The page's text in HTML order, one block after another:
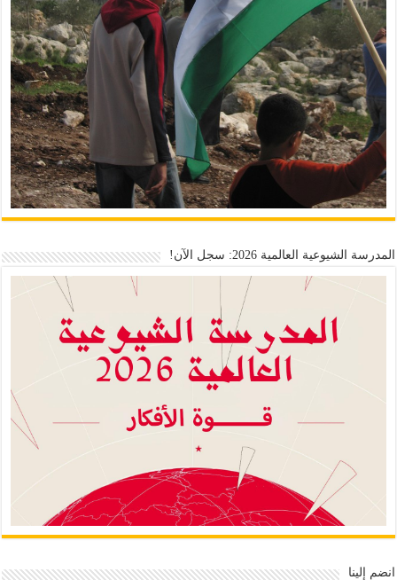
المدرسة الشيوعية العالمية 2026: سجل الآن!
انضم إلينا